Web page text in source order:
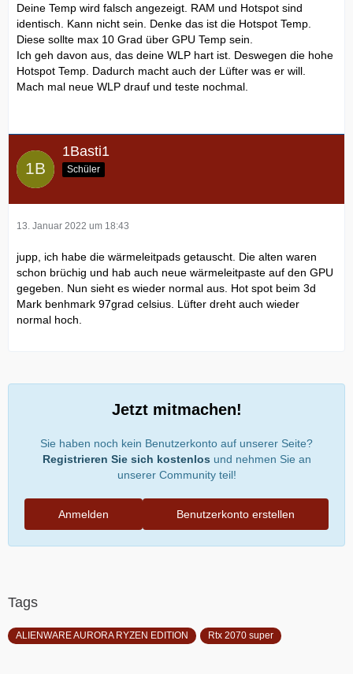
Deine Temp wird falsch angezeigt. RAM und Hotspot sind
identisch. Kann nicht sein. Denke das ist die Hotspot Temp.
Diese sollte max 10 Grad über GPU Temp sein.
Ich geh davon aus, das deine WLP hart ist. Deswegen die hohe
Hotspot Temp. Dadurch macht auch der Lüfter was er will.
Mach mal neue WLP drauf und teste nochmal.
1Basti1
Schüler
13. Januar 2022 um 18:43
jupp, ich habe die wärmeleitpads getauscht. Die alten waren
schon brüchig und hab auch neue wärmeleitpaste auf den GPU
gegeben. Nun sieht es wieder normal aus. Hot spot beim 3d
Mark benhmark 97grad celsius. Lüfter dreht auch wieder
normal hoch.
Jetzt mitmachen!
Sie haben noch kein Benutzerkonto auf unserer Seite?
Registrieren Sie sich kostenlos und nehmen Sie an
unserer Community teil!
Benutzerkonto erstellen
Anmelden
Tags
ALIENWARE AURORA RYZEN EDITION Rtx 2070 super